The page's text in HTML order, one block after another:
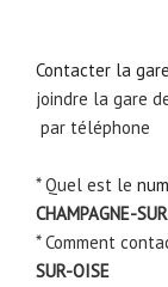
Contacter la gare
joindre la gare
par téléphone
* Quel est le
CHAMPAGNE-
* Comment
SUR-OISE